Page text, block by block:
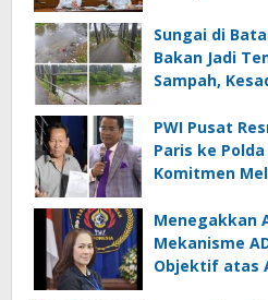
Sungai di
Bakan Jadi
Sampah,
PWI Pusat
Paris ke
Komitmen
Menegakkan
Mekanisme
Objektif atas